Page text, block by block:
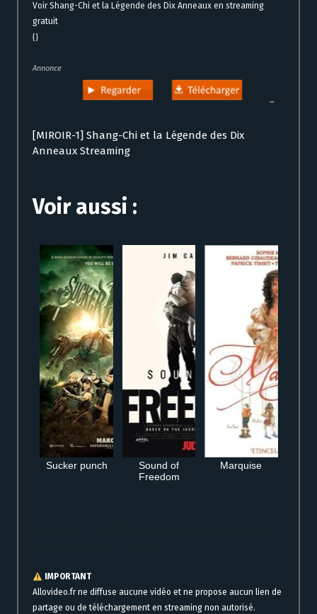
Voir Shang-Chi et la Légende des Dix Anneaux en streaming
gratuit
{}
Annonce
[MIROIR-1] Shang-Chi et la Légende des Dix
Anneaux Streaming
Voir aussi :
Sucker punch
Sound of
Freedom
Marquise
IMPORTANT
Allovideo.fr ne diffuse aucune vidéo et ne propose aucun lien de
partage ou de téléchargement en streaming non autorisé.